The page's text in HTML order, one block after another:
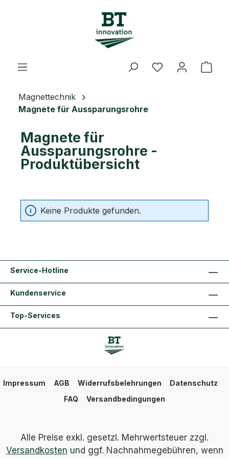
Zum Hauptinhalt springen
Du hast 0
Magnettechnik
Magnete für Aussparungsrohre
Magnete für
Aussparungsrohre -
Produktübersicht
Keine Produkte gefunden.
Service-Hotline
Kundenservice
Top-Services
Impressum AGB Widerrufsbelehrungen
Datenschutz
FAQ
Versandbedingungen
Alle Preise exkl. gesetzl. Mehrwertsteuer zzgl.
Versandkosten und ggf. Nachnahmegebühren, wenn